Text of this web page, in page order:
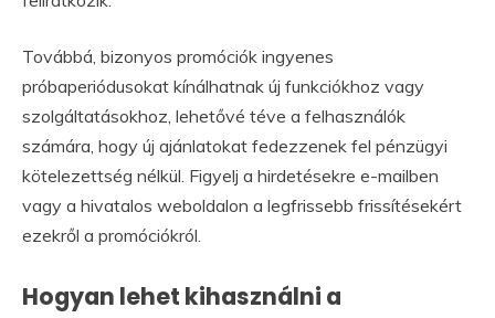
Továbbá, bizonyos promóciók ingyenes
próbaperiódusokat kínálhatnak új funkciókhoz vagy
szolgáltatásokhoz, lehetővé téve a felhasználók
számára, hogy új ajánlatokat fedezzenek fel pénzügyi
kötelezettség nélkül. Figyelj a hirdetésekre e-mailben
vagy a hivatalos weboldalon a legfrissebb frissítésekért
ezekről a promóciókról.
Hogyan lehet kihasználni a